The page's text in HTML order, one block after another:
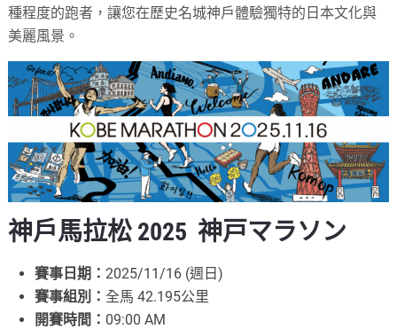
種程度的跑者，讓您在歷史名城神戶體驗獨特的日本文化與
美麗風景。
神戶馬拉松 2025 神戸マラソン
賽事日期： 2025/11/16 (週日)
賽事組別：全馬 42.195公里
開賽時間： 09:00 AM